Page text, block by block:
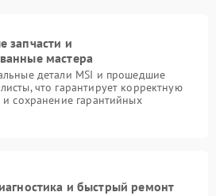
запчасти и
мастера
детали MSI и прошедшие
что гарантирует корректную
сохранение гарантийных
и быстрый ремонт